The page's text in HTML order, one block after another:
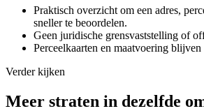
Praktisch overzicht om een adres,
sneller te beoordelen.
Geen juridische grensvaststelling of
Perceelkaarten en maatvoering
Verder kijken
Meer straten in dezelfde